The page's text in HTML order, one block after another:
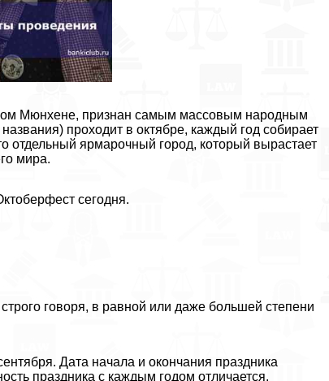
Мюнхене, признан самым массовым народным
проходит в октябре, каждый год собирает
отдельный ярмарочный город, который вырастает
мира.
сегодня.
говоря, в равной или даже большей степени
Дата начала и окончания праздника
праздника с каждым годом отличается.